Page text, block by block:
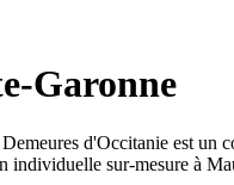
Garonne
d'Occitanie est un
individuelle sur-mesure à